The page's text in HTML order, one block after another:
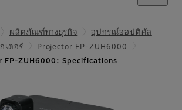
ผลิตภัณฑ์ทางธุรกิจ
อุปกรณ์ออปติคัล
เตอร์
Projector FP-ZUH6000
FP-ZUH6000: Specifications